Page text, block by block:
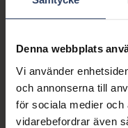
Denna webbplats
Vi använder
och annonserna till
för sociala medier
vidarebefordrar även
Ändra